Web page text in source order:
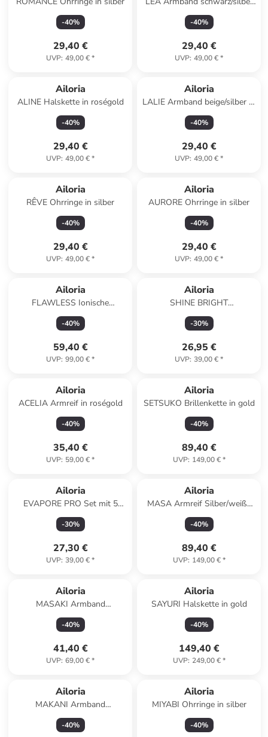
-40%
29,40 €
UVP: 49,00 €*
in silber
-40%
29,40 €
UVP: 49,00 €*
Ailoria
ALINE Halskette in roségold
-40%
29,40 €
UVP: 49,00 €*
Ailoria
LALIE Armband beige/silber in
silber
-40%
29,40 €
UVP: 49,00 €*
Ailoria
RÊVE Ohrringe in silber
-40%
29,40 €
UVP: 49,00 €*
Ailoria
AURORE Ohrringe in silber
-40%
29,40 €
UVP: 49,00 €*
Ailoria
FLAWLESS Ionische
Haarglättungsbürste in
schwarz
-40%
59,40 €
UVP: 99,00 €*
Ailoria
SHINE BRIGHT
Ersatzbürstenköpfe 6er Set in
rosa
-30%
26,95 €
UVP: 39,00 €*
Ailoria
ACELIA Armreif in roségold
-40%
35,40 €
UVP: 59,00 €*
Ailoria
SETSUKO Brillenkette in gold
-40%
89,40 €
UVP: 149,00 €*
Ailoria
EVAPORE PRO Set mit 5
Scherköpfen in weiß
-30%
27,30 €
UVP: 39,00 €*
Ailoria
MASA Armreif Silber/weiße
Perle in weiß
-40%
89,40 €
UVP: 149,00 €*
Ailoria
MASAKI Armband
silver/white pearl in silber
-40%
41,40 €
UVP: 69,00 €*
Ailoria
SAYURI Halskette in gold
-40%
149,40 €
UVP: 249,00 €*
Ailoria
MAKANI Armband
Silber/weiße Perle in weiß
-40%
Ailoria
MIYABI Ohrringe in silber
-40%